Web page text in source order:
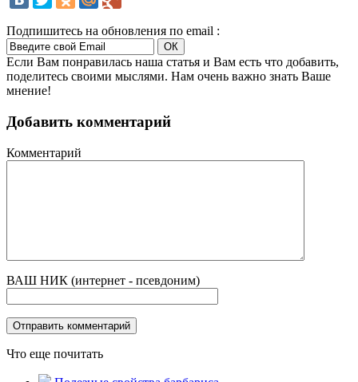
Подпишитесь на обновления по email :
Если Вам понравилась наша статья и Вам есть что добавить,
поделитесь своими мыслями. Нам очень важно знать Ваше
мнение!
Добавить комментарий
Комментарий
ВАШ НИК (интернет - псевдоним)
Что еще почитать